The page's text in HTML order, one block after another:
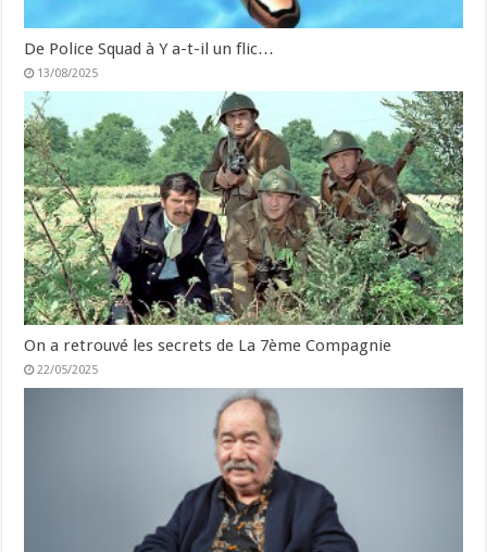
De Police Squad à Y a-t-il un flic…
13/08/2025
On a retrouvé les secrets de La 7ème Compagnie
22/05/2025